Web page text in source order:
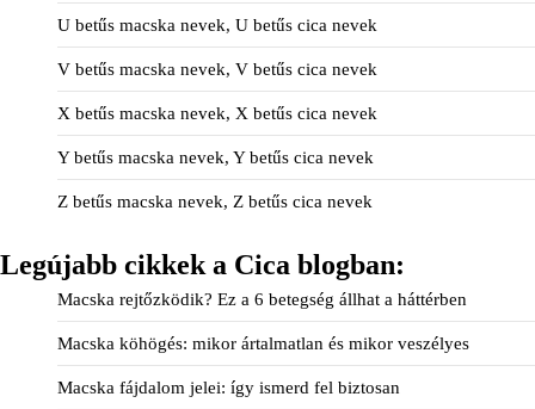
U betűs macska nevek, U betűs cica nevek
V betűs macska nevek, V betűs cica nevek
X betűs macska nevek, X betűs cica nevek
Y betűs macska nevek, Y betűs cica nevek
Z betűs macska nevek, Z betűs cica nevek
Legújabb cikkek a Cica blogban:
Macska rejtőzködik? Ez a 6 betegség állhat a háttérben
Macska köhögés: mikor ártalmatlan és mikor veszélyes
Macska fájdalom jelei: így ismerd fel biztosan